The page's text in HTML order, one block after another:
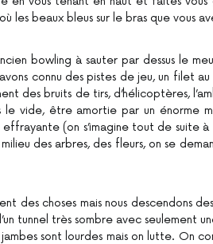
les beaux bleus sur le bras que vous
bowling à sauter par dessus le
connu des pistes de jeu, un filet au
des bruits de tirs, d’hélicoptères,
le vide, être amortie par un énorme
(on s’imagine tout de suite à
des arbres, des fleurs, on se
des choses mais nous descendons
tunnel très sombre avec seulement
jambes sont lourdes mais on lutte. On